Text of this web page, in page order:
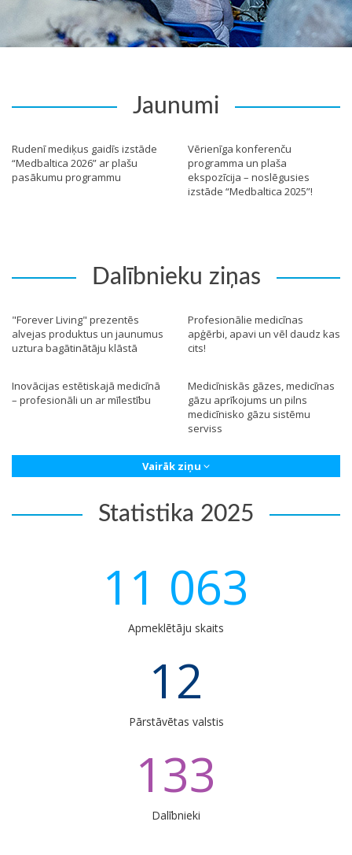
Jaunumi
Rudenī mediķus gaidīs izstāde
“Medbaltica 2026” ar plašu
pasākumu programmu
Vērienīga konferenču
programma un plaša
ekspozīcija – noslēgusies
izstāde “Medbaltica 2025”!
Dalībnieku ziņas
"Forever Living" prezentēs
alvejas produktus un jaunumus
uztura bagātinātāju klāstā
Profesionālie medicīnas
apģērbi, apavi un vēl daudz kas
cits!
Inovācijas estētiskajā medicīnā
– profesionāli un ar mīlestību
Medicīniskās gāzes, medicīnas
gāzu aprīkojums un pilns
medicīnisko gāzu sistēmu
serviss
Vairāk ziņu
Statistika 2025
11 063
Apmeklētāju skaits
12
Pārstāvētas valstis
133
Dalībnieki